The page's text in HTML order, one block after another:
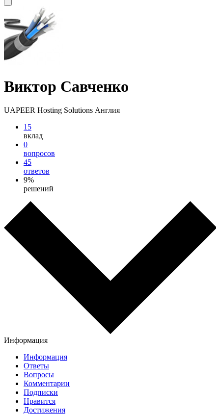
Виктор Савченко
UAPEER Hosting Solutions Англия
15
вклад
0
вопросов
45
ответов
9%
решений
Информация
Информация
Ответы
Вопросы
Комментарии
Подписки
Нравится
Достижения